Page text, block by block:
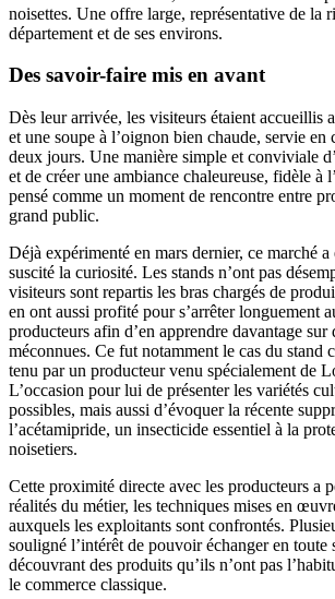
noisettes. Une offre large, représentative de la
département et de ses environs.
Des savoir-faire mis en avant
Dès leur arrivée, les visiteurs étaient accueillis
et une soupe à l’oignon bien chaude, servie en
deux jours. Une manière simple et conviviale
et de créer une ambiance chaleureuse, fidèle à
pensé comme un moment de rencontre entre
grand public.
Déjà expérimenté en mars dernier, ce marché
suscité la curiosité. Les stands n’ont pas
visiteurs sont repartis les bras chargés de
en ont aussi profité pour s’arrêter longuement
producteurs afin d’en apprendre davantage
méconnues. Ce fut notamment le cas du stand
tenu par un producteur venu spécialement de
L’occasion pour lui de présenter les variétés
possibles, mais aussi d’évoquer la récente
l’acétamipride, un insecticide essentiel à la
noisetiers.
Cette proximité directe avec les producteurs a
réalités du métier, les techniques mises en
auxquels les exploitants sont confrontés.
souligné l’intérêt de pouvoir échanger en toute
découvrant des produits qu’ils n’ont pas
le commerce classique.